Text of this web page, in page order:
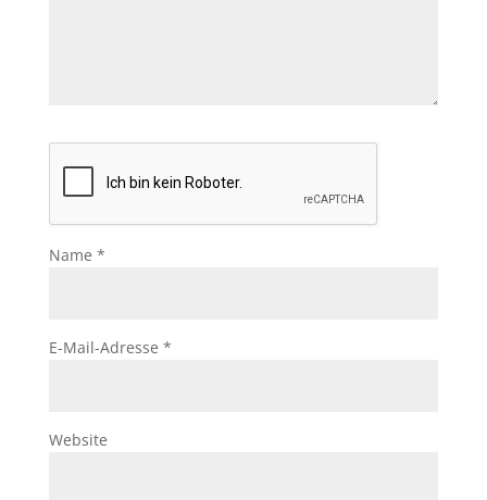
Name *
E-Mail-Adresse *
Website